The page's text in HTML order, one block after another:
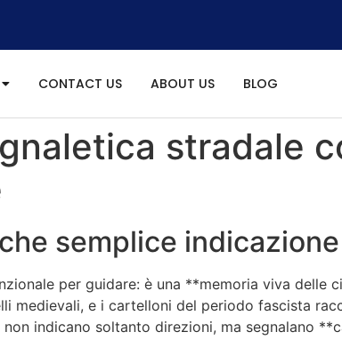
CONTACT US ABOUT US BLOG
stradale
semplice indicazione
per guidare: è una **memoria viva delle
medievali, e i cartelloni del periodo fascista
indicano soltanto direzioni, ma segnalano